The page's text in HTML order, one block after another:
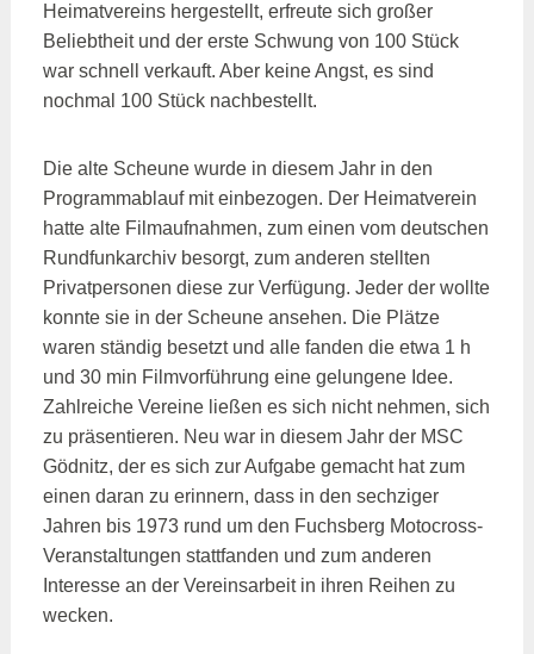
Heimatvereins hergestellt, erfreute sich großer
Beliebtheit und der erste Schwung von 100 Stück
war schnell verkauft. Aber keine Angst, es sind
nochmal 100 Stück nachbestellt.
Die alte Scheune wurde in diesem Jahr in den
Programmablauf mit einbezogen. Der Heimatverein
hatte alte Filmaufnahmen, zum einen vom deutschen
Rundfunkarchiv besorgt, zum anderen stellten
Privatpersonen diese zur Verfügung. Jeder der wollte
konnte sie in der Scheune ansehen. Die Plätze
waren ständig besetzt und alle fanden die etwa 1 h
und 30 min Filmvorführung eine gelungene Idee.
Zahlreiche Vereine ließen es sich nicht nehmen, sich
zu präsentieren. Neu war in diesem Jahr der MSC
Gödnitz, der es sich zur Aufgabe gemacht hat zum
einen daran zu erinnern, dass in den sechziger
Jahren bis 1973 rund um den Fuchsberg Motocross-
Veranstaltungen stattfanden und zum anderen
Interesse an der Vereinsarbeit in ihren Reihen zu
wecken.